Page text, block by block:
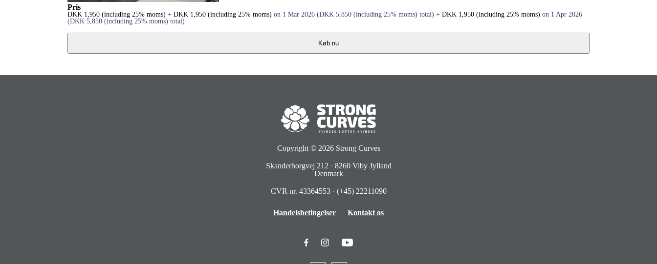
Pris
DKK 1,950 (including 25% moms) + DKK 1,950 (including 25% moms) on 1 Mar 2026 (DKK 5,850 (including 25% moms) total) + DKK 1,950 (including 25% moms) on 1 Apr 2026
(DKK 5,850 (including 25% moms) total)
Køb nu
Copyright © 2026 Strong Curves
Skanderborgvej 212 · 8260 Viby Jylland
Denmark
CVR nr. 43364553 · (+45) 22211090
Handelsbetingelser Kontakt os